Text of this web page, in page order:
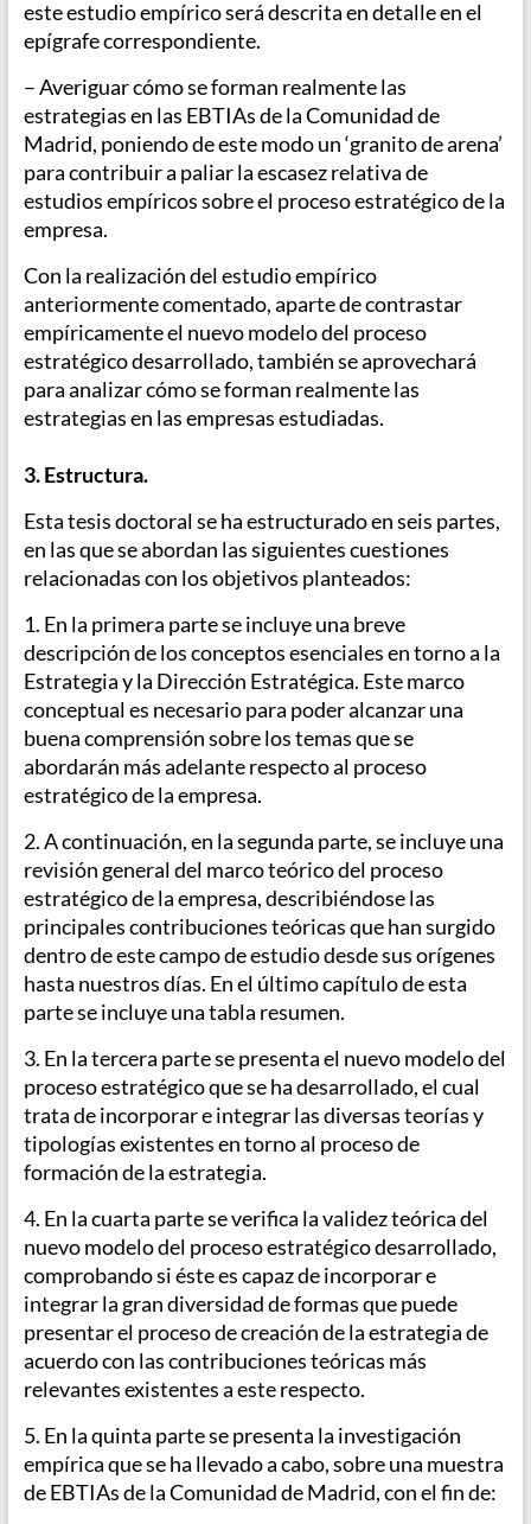
este estudio empírico será descrita en detalle en el
epígrafe correspondiente.
– Averiguar cómo se forman realmente las
estrategias en las EBTIAs de la Comunidad de
Madrid, poniendo de este modo un ‘granito de arena’
para contribuir a paliar la escasez relativa de
estudios empíricos sobre el proceso estratégico de la
empresa.
Con la realización del estudio empírico
anteriormente comentado, aparte de contrastar
empíricamente el nuevo modelo del proceso
estratégico desarrollado, también se aprovechará
para analizar cómo se forman realmente las
estrategias en las empresas estudiadas.
3. Estructura.
Esta tesis doctoral se ha estructurado en seis partes,
en las que se abordan las siguientes cuestiones
relacionadas con los objetivos planteados:
1. En la primera parte se incluye una breve
descripción de los conceptos esenciales en torno a la
Estrategia y la Dirección Estratégica. Este marco
conceptual es necesario para poder alcanzar una
buena comprensión sobre los temas que se
abordarán más adelante respecto al proceso
estratégico de la empresa.
2. A continuación, en la segunda parte, se incluye una
revisión general del marco teórico del proceso
estratégico de la empresa, describiéndose las
principales contribuciones teóricas que han surgido
dentro de este campo de estudio desde sus orígenes
hasta nuestros días. En el último capítulo de esta
parte se incluye una tabla resumen.
3. En la tercera parte se presenta el nuevo modelo del
proceso estratégico que se ha desarrollado, el cual
trata de incorporar e integrar las diversas teorías y
tipologías existentes en torno al proceso de
formación de la estrategia.
4. En la cuarta parte se verifica la validez teórica del
nuevo modelo del proceso estratégico desarrollado,
comprobando si éste es capaz de incorporar e
integrar la gran diversidad de formas que puede
presentar el proceso de creación de la estrategia de
acuerdo con las contribuciones teóricas más
relevantes existentes a este respecto.
5. En la quinta parte se presenta la investigación
empírica que se ha llevado a cabo, sobre una muestra
de EBTIAs de la Comunidad de Madrid, con el fin de: